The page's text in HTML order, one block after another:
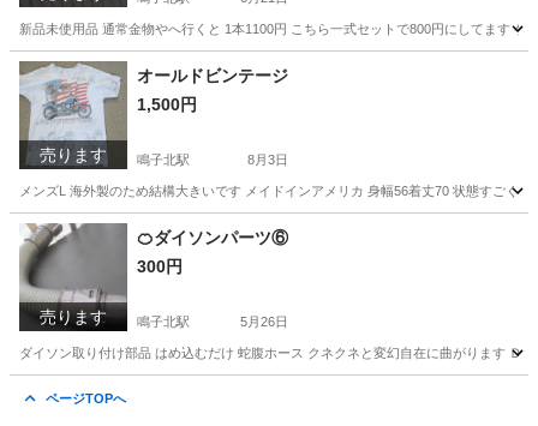
新品未使用品 通常金物やへ行くと 1本1100円 こちら一式セットで800円にしてます
愛知 名古屋市 鳴子北駅
売ります
オールドビンテージ
1,500円
鳴子北駅 8月3日
メンズL 海外製のため結構大きいです メイドインアメリカ 身幅56着丈70 状態すごく
愛知 名古屋市 鳴子北駅 服/ファッション
売ります
🍊ダイソンパーツ⑥
300円
鳴子北駅 5月26日
ダイソン取り付け部品 はめ込むだけ 蛇腹ホース クネクネと変幻自在に曲がります Ｄ
ページTOPへ